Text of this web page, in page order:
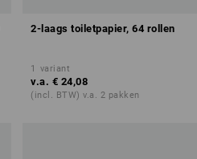
2-laags toiletpapier, 64 rollen
1 variant
v.a. € 24,08
(incl. BTW) v.a. 2 pakken